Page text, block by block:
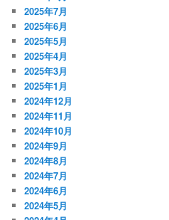
2025年7月
2025年6月
2025年5月
2025年4月
2025年3月
2025年1月
2024年12月
2024年11月
2024年10月
2024年9月
2024年8月
2024年7月
2024年6月
2024年5月